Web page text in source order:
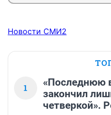
Новости СМИ2
1
«Последнюю
закончил
четверкой».